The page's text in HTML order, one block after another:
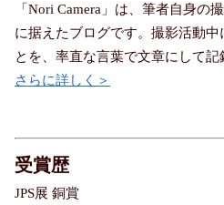
「Nori Camera」は、筆者自身の
に据えたブログです。撮影活動中
とを、率直な言葉で文章にして記
さらに詳しく＞
受賞歴
JPS展 銅賞